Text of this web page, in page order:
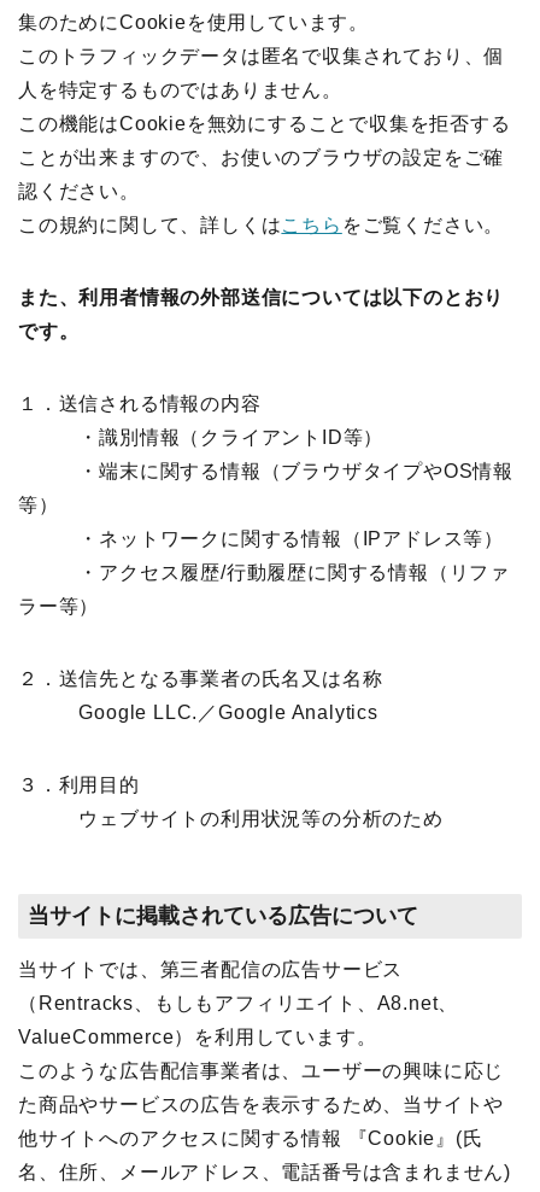
集のためにCookieを使用しています。
このトラフィックデータは匿名で収集されており、個
人を特定するものではありません。
この機能はCookieを無効にすることで収集を拒否する
ことが出来ますので、お使いのブラウザの設定をご確
認ください。
この規約に関して、詳しくはこちら をご覧ください。
また、利用者情報の外部送信については以下のとおり
です。
１．送信される情報の内容
・識別情報（クライアントID等）
・端末に関する情報（ブラウザタイプやOS情報
等）
・ネットワークに関する情報（IPアドレス等）
・アクセス履歴/行動履歴に関する情報（リファ
ラー等）
２．送信先となる事業者の氏名又は名称
Google LLC.／Google Analytics
３．利用目的
ウェブサイトの利用状況等の分析のため
当サイトに掲載されている広告について
当サイトでは、第三者配信の広告サービス
（Rentracks、もしもアフィリエイト、A8.net、
ValueCommerce）を利用しています。
このような広告配信事業者は、ユーザーの興味に応じ
た商品やサービスの広告を表示するため、当サイトや
他サイトへのアクセスに関する情報 『Cookie』(氏
名、住所、メールアドレス、電話番号は含まれません)